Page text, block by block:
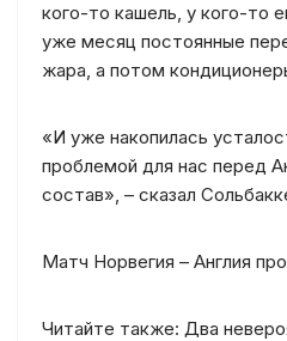
кого-то кашель, у кого-то
уже месяц постоянные
жара, а потом
«И уже накопилась
проблемой для нас перед
состав», – сказал
Матч Норвегия – Англия
Читайте также: Два